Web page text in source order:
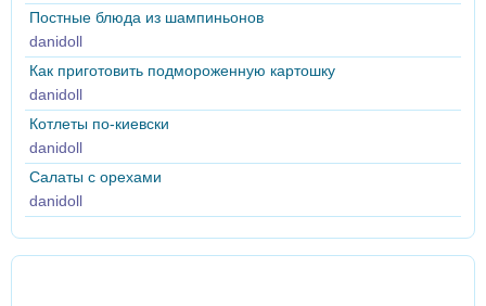
Постные блюда из шампиньонов
danidoll
Как приготовить подмороженную картошку
danidoll
Котлеты по-киевски
danidoll
Салаты с орехами
danidoll